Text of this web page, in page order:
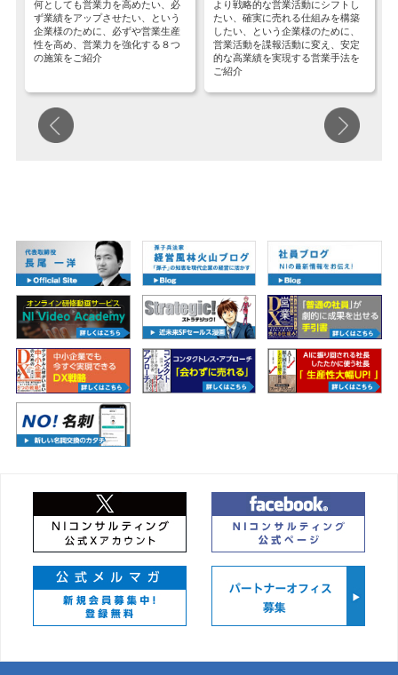
何としても営業力を高めたい、必
ず業績をアップさせたい、という
企業様のために、必ずや営業生産
性を高め、営業力を強化する８つ
の施策をご紹介
より戦略的な営業活動にシフトし
たい、確実に売れる仕組みを構築
したい、という企業様のために、
営業活動を諜報活動に変え、安定
的な高業績を実現する営業手法を
ご紹介